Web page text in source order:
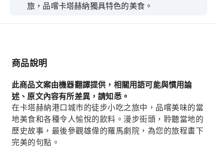
旅，品嚐卡塔赫納獨具特色的美食。
探索伊比利半島上最著名的羅馬劇院之一
商品說明
此商品文案由機器翻譯提供，相關用語可能與慣用論
述、原文內容有所差異，請知悉。
在卡塔赫納港口城市的徒步小吃之旅中，品嚐美味的當
地美食和各種令人愉悅的飲料。漫步街頭，聆聽當地的
歷史故事，最後參觀雄偉的羅馬劇院，為您的旅程畫下
完美的句點。